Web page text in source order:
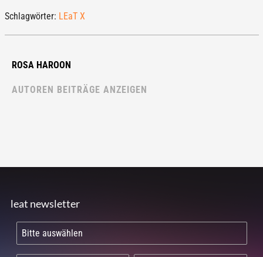
Schlagwörter: LEaT X
ROSA HAROON
AUTOREN BEITRÄGE ANZEIGEN
leat newsletter